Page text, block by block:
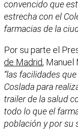
convencido que
estrecha con el
farmacias de la
Por su parte el
de Madrid, Manuel
“las facilidades
Coslada para
trailer de la salud
todo lo que el
población y por su